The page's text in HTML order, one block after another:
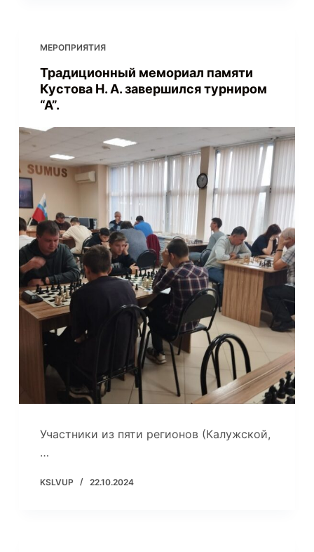
МЕРОПРИЯТИЯ
Традиционный мемориал памяти
Кустова Н. А. завершился турниром
“А”.
Участники из пяти регионов (Калужской,
…
KSLVUP 22.10.2024